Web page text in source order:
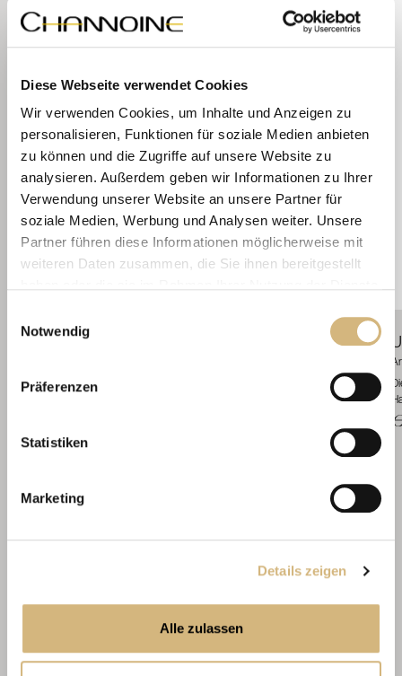
Diese Webseite verwendet Cookies
Wir verwenden Cookies, um Inhalte und Anzeigen zu
personalisieren, Funktionen für soziale Medien anbieten
zu können und die Zugriffe auf unsere Website zu
analysieren. Außerdem geben wir Informationen zu Ihrer
Verwendung unserer Website an unsere Partner für
soziale Medien, Werbung und Analysen weiter. Unsere
Partner führen diese Informationen möglicherweise mit
weiteren Daten zusammen, die Sie ihnen bereitgestellt
und im
mehr darüber, wer wir sind, wie Sie uns
kontaktieren können und wie wir personenbezogene
Notwendig
Präferenzen
Statistiken
Marketing
Details zeigen
Alle zulassen
Skin Comfort
Diese speziell für Männerhaut konzipierte Multifunktionspflege leistet weit mehr als